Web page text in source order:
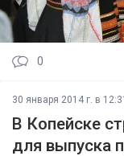
0
30 января 2014 г. в
В Копейске
для выпуска